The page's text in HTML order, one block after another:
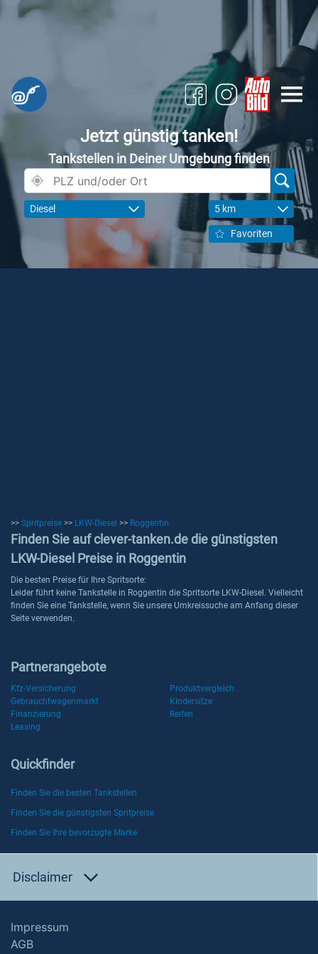
Jetzt günstig tanken!
Tankstellen in Deiner Umgebung finden
Diesel 5 km
Favoriten
>> Spritpreise >> LKW-Diesel >> Roggentin
Finden Sie auf clever-tanken.de die günstigsten
LKW-Diesel Preise in Roggentin
Die besten Preise für Ihre Spritsorte:
Leider führt keine Tankstelle in Roggentin die Spritsorte LKW-Diesel. Vielleicht
finden Sie eine Tankstelle, wenn Sie unsere Umkreissuche am Anfang dieser
Seite verwenden.
Partnerangebote
Kfz-Versicherung
Produktvergleich
Gebrauchtwagenmarkt
Kindersitze
Finanzierung
Reifen
Leasing
Quickfinder
Finden Sie die besten Tankstellen
Finden Sie die günstigsten Spritpreise
Finden Sie Ihre bevorzugte Marke
Disclaimer
Impressum
AGB